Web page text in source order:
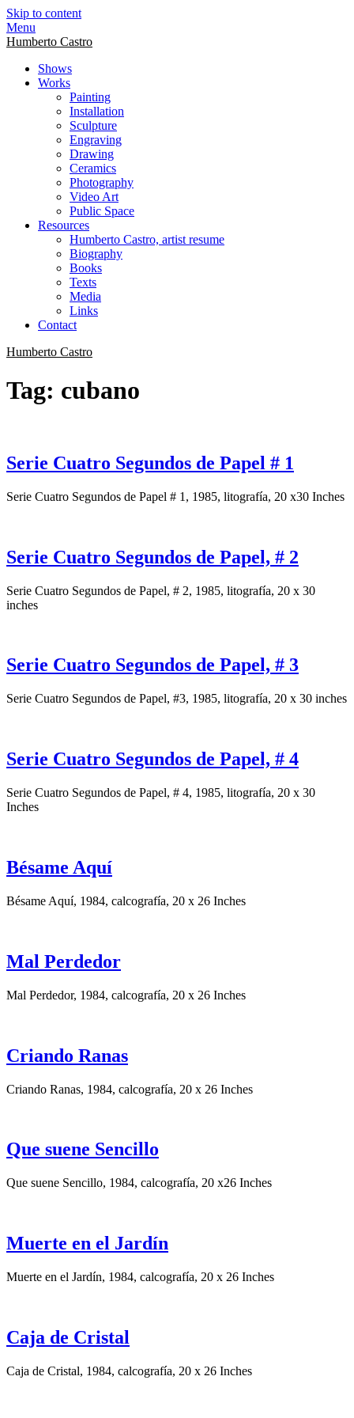
Skip to content
Menu
Humberto Castro
Shows
Works
Painting
Installation
Sculpture
Engraving
Drawing
Ceramics
Photography
Video Art
Public Space
Resources
Humberto Castro, artist resume
Biography
Books
Texts
Media
Links
Contact
Humberto Castro
Tag: cubano
Serie Cuatro Segundos de Papel # 1
Serie Cuatro Segundos de Papel # 1, 1985, litografía, 20 x30 Inches
Serie Cuatro Segundos de Papel, # 2
Serie Cuatro Segundos de Papel, # 2, 1985, litografía, 20 x 30
inches
Serie Cuatro Segundos de Papel, # 3
Serie Cuatro Segundos de Papel, #3, 1985, litografía, 20 x 30 inches
Serie Cuatro Segundos de Papel, # 4
Serie Cuatro Segundos de Papel, # 4, 1985, litografía, 20 x 30
Inches
Bésame Aquí
Bésame Aquí, 1984, calcografía, 20 x 26 Inches
Mal Perdedor
Mal Perdedor, 1984, calcografía, 20 x 26 Inches
Criando Ranas
Criando Ranas, 1984, calcografía, 20 x 26 Inches
Que suene Sencillo
Que suene Sencillo, 1984, calcografía, 20 x26 Inches
Muerte en el Jardín
Muerte en el Jardín, 1984, calcografía, 20 x 26 Inches
Caja de Cristal
Caja de Cristal, 1984, calcografía, 20 x 26 Inches